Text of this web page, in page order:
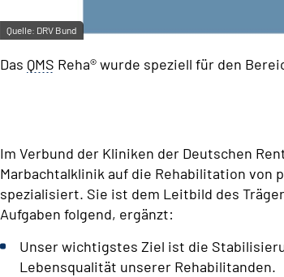
Quelle: DRV Bund
Das QMS Reha® wurde speziell für den
Im Verbund der Kliniken der Deutschen
Marbachtalklinik auf die Rehabilitation von
spezialisiert. Sie ist dem Leitbild des
Aufgaben folgend, ergänzt:
Unser wichtigstes Ziel ist die
Lebensqualität unserer Rehabilitanden.